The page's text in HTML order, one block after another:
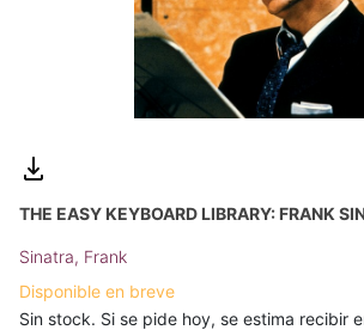
THE EASY KEYBOARD LIBRARY: FRANK
Sinatra, Frank
Disponible en breve
Sin stock. Si se pide hoy, se estima recibir